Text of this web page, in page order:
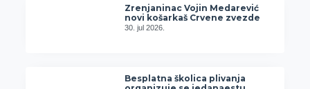
Zrenjaninac Vojin Medarević
novi košarkaš Crvene zvezde
30. jul 2026.
Besplatna školica plivanja